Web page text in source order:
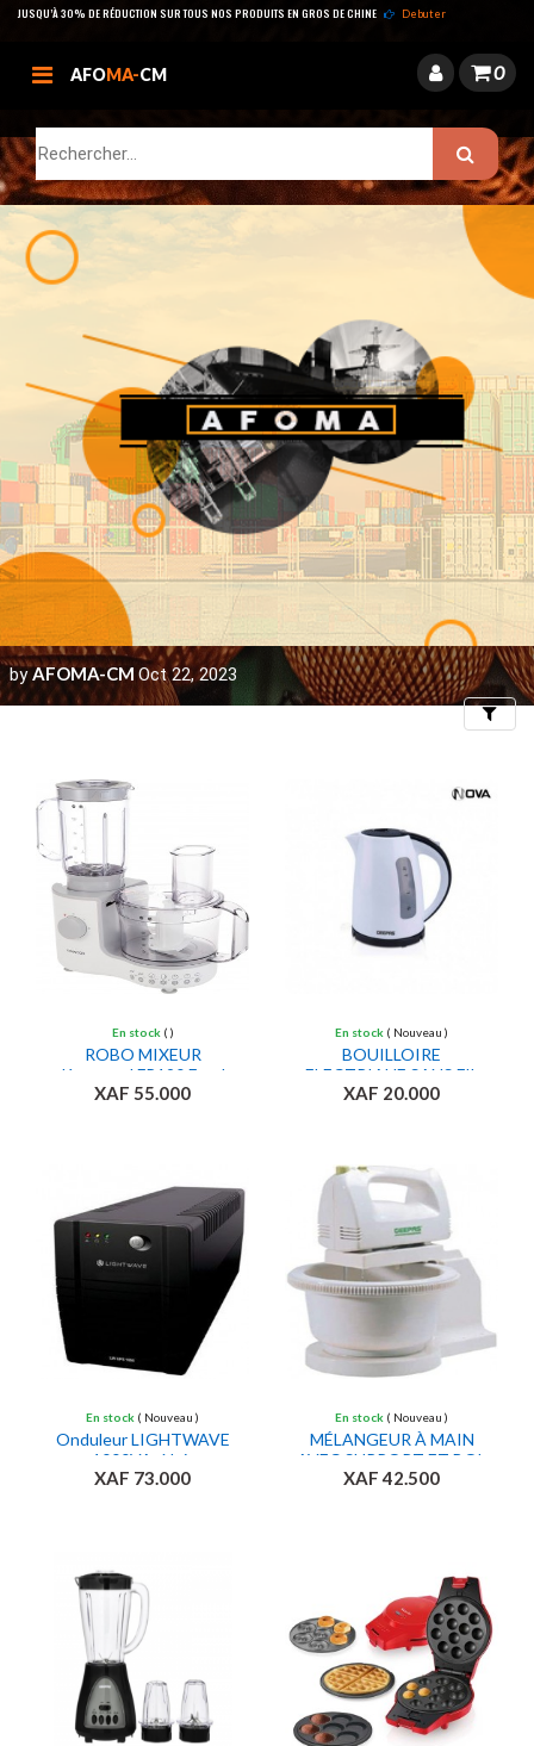
JUSQU’À 30% DE RÉDUCTION SUR TOUS NOS PRODUITS EN GROS DE CHINE Debuter
AFOMA-CM 0
byAFOMA-CMOct 22, 2023
Filters
Ajouter au panier
En stock ( )
ROBO MIXEUR
Kenwood FP190 Food
Processor 600 watt
XAF 55.000
Ajouter au panier
En stock ( Nouveau )
BOUILLOIRE
ELECTRIAUE SANS FIL
1.7L ACIER
XAF 20.000
Ajouter au panier
En stock ( Nouveau )
Onduleur LIGHTWAVE
1000VA- Noir
XAF 73.000
En stock ( Nouveau )
MÉLANGEUR À MAIN
AVEC SUPPORT ET BOL
XAF 42.500